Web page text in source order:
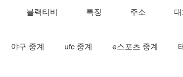
블랙티비 특징 주소
야구 중계 ufc 중계 e스포츠 중계